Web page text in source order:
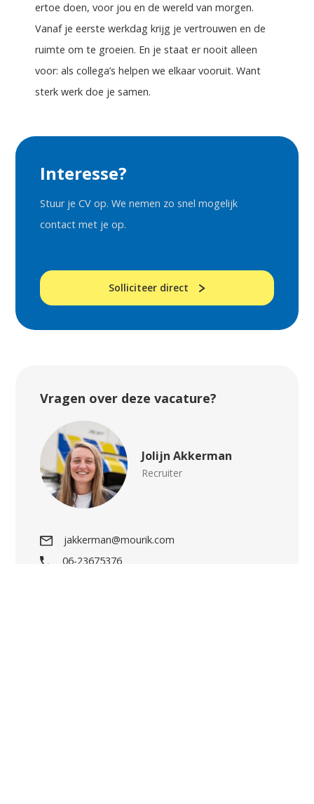
ertoe doen, voor jou en de wereld van morgen.
Vanaf je eerste werkdag krijg je vertrouwen en de
ruimte om te groeien. En je staat er nooit alleen
voor: als collega’s helpen we elkaar vooruit. Want
sterk werk doe je samen.
Interesse?
Stuur je CV op. We nemen zo snel mogelijk
contact met je op.
Solliciteer direct
Vragen over deze vacature?
Jolijn Akkerman
Recruiter
jakkerman@mourik.com
06-23675376